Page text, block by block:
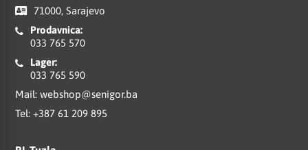
71000, Sarajevo
Prodavnica:
033 765 570
Lager:
033 765 590
Mail: webshop@senigor.ba
Tel: +387 61 209 895